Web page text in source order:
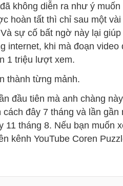
không diễn ra như ý
hoàn tất thì chỉ sau một
sự cố bất ngờ này lại
internet, khi mà đoạn
1 triệu lượt xem.
thành từng mảnh.
đầu tiên mà anh chàng
đây 7 tháng và lần gần
11 tháng 8. Nếu bạn muốn
kênh YouTube Coren